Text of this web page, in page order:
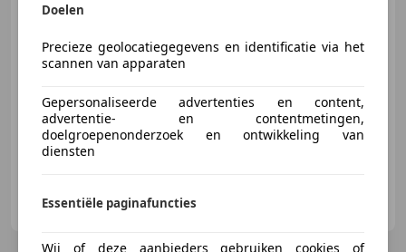
06/2010 15.400 km - Brandstof -/-
NL-7905 SG HOOGEVEEN
Doelen
Precieze geolocatiegegevens en identificatie via het
scannen van apparaten
Gepersonaliseerde advertenties en content,
advertentie- en contentmetingen,
doelgroepenonderzoek en ontwikkeling van
diensten
Essentiële paginafuncties
Wij of deze aanbieders gebruiken cookies of